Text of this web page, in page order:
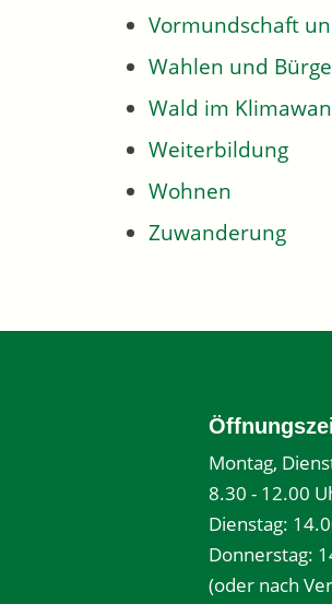
Vormundschaft
Wahlen und
Wald im
Weiterbildung
Wohnen
Zuwanderung
Montag,
8.30 - 12.00
Dienstag:
Donnerstag:
(oder nach